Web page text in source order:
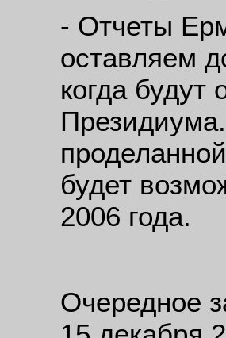
- Отчеты
оставляем
когда будут
будет
2006 года.
Очередное